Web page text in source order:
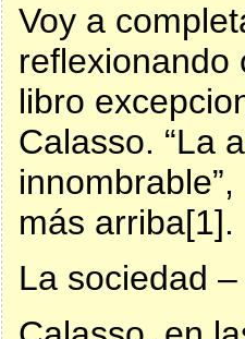
Voy a
reflexionando
libro
Calasso. “La
más arriba[1].
La sociedad